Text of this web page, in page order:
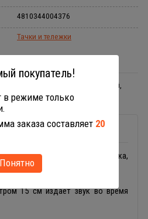
4810344004376
Тачки и тележки
звук. Цвет желтый, красный,
от Полесье из пластика,
для песка, снега.
15 см издает звук во время
покупатель!
в режиме только
заказа составляет 20
Понятно